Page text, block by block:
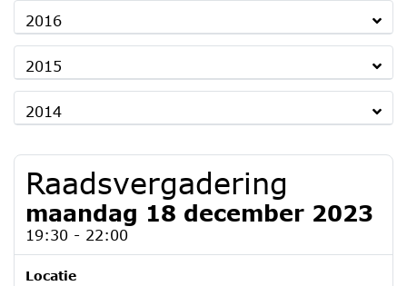
2016
2015
2014
Raadsvergadering
maandag 18 december 2023
19:30 - 22:00
Locatie